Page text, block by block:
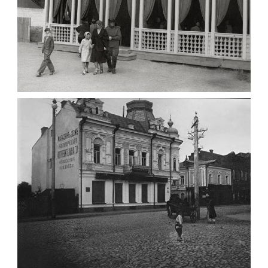
ПАВІЛЬЙОН МОРОЗИВА ЖИТОМИР 1947
Фото Житомир (1945-
1960)
Leave a comment
ФОТО ЖИТОМИРА 1905 ВУЛ.